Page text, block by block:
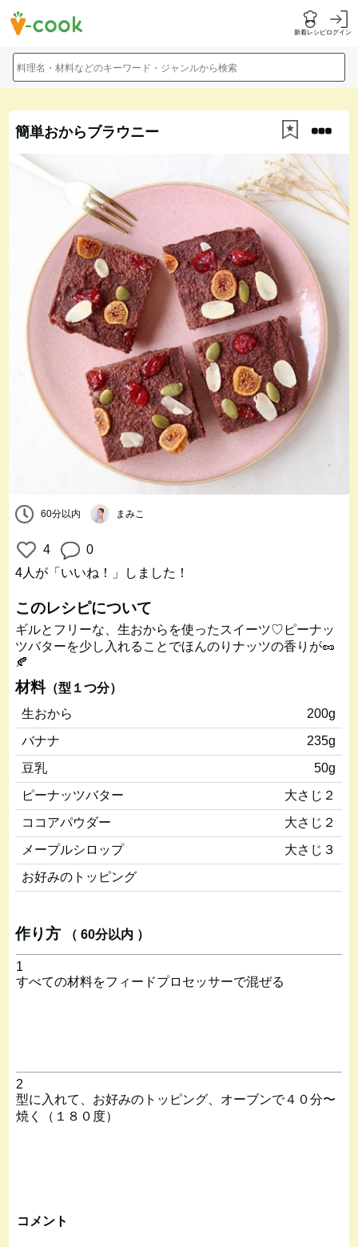
新着レシピログイン
料理名・材料などのキーワード・ジャンルから検索
簡単おからブラウニー
60分以内 まみこ
4
0
4人 が「いいね！」しました！
このレシピについて
ギルとフリーな、生おからを使ったスイーツ♡ピーナッ
ツバターを少し入れることでほんのりナッツの香りが🥜
🍂
材料（型１つ分）
生おから
200g
バナナ
235g
豆乳
50g
ピーナッツバター
大さじ２
ココアパウダー
大さじ２
メープルシロップ
大さじ３
お好みのトッピング
作り方 （ 60分以内 ）
1
すべての材料をフィードプロセッサーで混ぜる
2
型に入れて、お好みのトッピング、オーブンで４０分〜
焼く（１８０度）
コメント